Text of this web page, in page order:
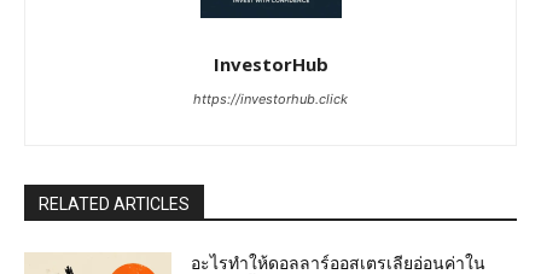
InvestorHub
https://investorhub.click
RELATED ARTICLES
อะไรทำให้ดอลลาร์ออสเตรเลียอ่อนค่าใน